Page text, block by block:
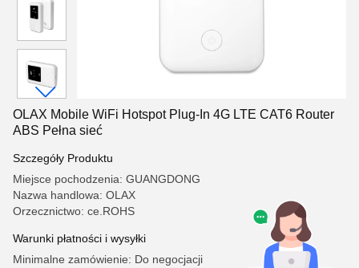
OLAX Mobile WiFi Hotspot Plug-In 4G LTE CAT6 Router
ABS Pełna sieć
Szczegóły Produktu
Miejsce pochodzenia: GUANGDONG
Nazwa handlowa: OLAX
Orzecznictwo: ce.ROHS
Warunki płatności i wysyłki
Minimalne zamówienie: Do negocjacji